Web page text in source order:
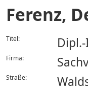
Ferenz,
Titel:
Firma:
Straße: